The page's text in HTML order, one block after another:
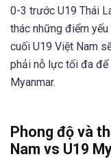
0-3 trước U19 Thái
thác những điểm
cuối U19 Việt Nam
phải nỗ lực tối đa để
Myanmar.
Phong độ và
Nam vs U19